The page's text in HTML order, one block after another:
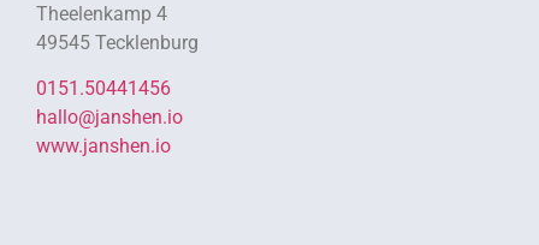
Theelenkamp 4
49545 Tecklenburg
0151.50441456
hallo@janshen.io
www.janshen.io